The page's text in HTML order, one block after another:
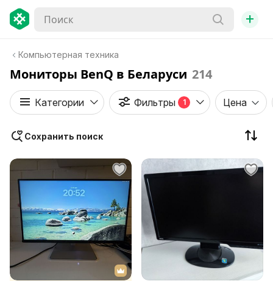
+
Компьютерная техника
Мониторы BenQ в Беларуси 214
Категории Фильтры 1 Цена
Сохранить поиск